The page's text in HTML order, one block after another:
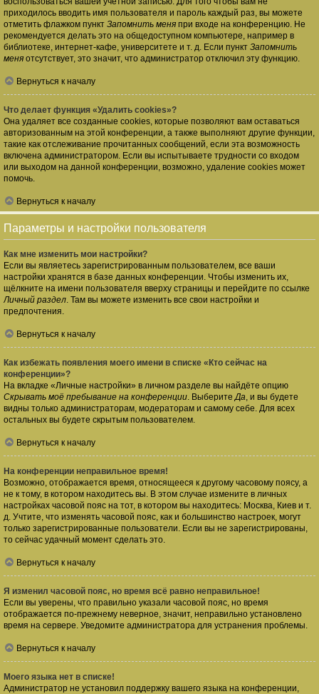
приходилось вводить имя пользователя и пароль каждый раз, вы можете
отметить флажком пункт Запомнить меня при входе на конференцию. Не
рекомендуется делать это на общедоступном компьютере, например в
библиотеке, интернет-кафе, университете и т. д. Если пункт Запомнить
меня отсутствует, это значит, что администратор отключил эту функцию.
Вернуться к началу
Что делает функция «Удалить cookies»?
Она удаляет все созданные cookies, которые позволяют вам оставаться
авторизованным на этой конференции, а также выполняют другие функции,
такие как отслеживание прочитанных сообщений, если эта возможность
включена администратором. Если вы испытываете трудности со входом
или выходом на данной конференции, возможно, удаление cookies может
помочь.
Вернуться к началу
Параметры и настройки пользователя
Как мне изменить мои настройки?
Если вы являетесь зарегистрированным пользователем, все ваши
настройки хранятся в базе данных конференции. Чтобы изменить их,
щёлкните на имени пользователя вверху страницы и перейдите по ссылке
Личный раздел. Там вы можете изменить все свои настройки и
предпочтения.
Вернуться к началу
Как избежать появления моего имени в списке «Кто сейчас на
конференции»?
На вкладке «Личные настройки» в личном разделе вы найдёте опцию
Скрывать моё пребывание на конференции. ВыберитеДа, и вы будете
видны только администраторам, модераторам и самому себе. Для всех
остальных вы будете скрытым пользователем.
Вернуться к началу
На конференции неправильное время!
Возможно, отображается время, относящееся к другому часовому поясу, а
не к тому, в котором находитесь вы. В этом случае измените в личных
настройках часовой пояс на тот, в котором вы находитесь: Москва, Киев и т.
д. Учтите, что изменять часовой пояс, как и большинство настроек, могут
только зарегистрированные пользователи. Если вы не зарегистрированы,
то сейчас удачный момент сделать это.
Вернуться к началу
Я изменил часовой пояс, но время всё равно неправильное!
Если вы уверены, что правильно указали часовой пояс, но время
отображается по-прежнему неверное, значит, неправильно установлено
время на сервере. Уведомите администратора для устранения проблемы.
Вернуться к началу
Моего языка нет в списке!
Администратор не установил поддержку вашего языка на конференции,